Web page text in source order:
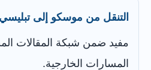
التنقل من موسكو إلى تبليسي
مفيد ضمن شبكة المقالات
المسارات الخارجية.